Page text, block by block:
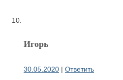
Игорь
30.05.2020 | Ответить